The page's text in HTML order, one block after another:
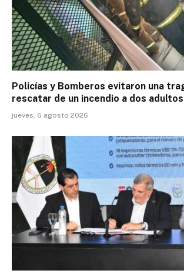
Policías y Bomberos evitaron una
rescatar de un incendio a dos
jueves, 6 agosto 2026